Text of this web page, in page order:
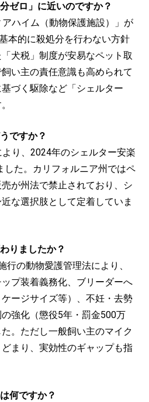
ゼロ」に近いのですか？
ハイム（動物保護施設）」が
本的に殺処分を行わない方針
犬税」制度が安易なペット取
い主の責任意識も高められて
づく駆除など「シェルター
ですか？
り、2024年のシェルター安楽
した。カリフォルニア州ではペ
が州法で禁止されており、シ
な選択肢として定着していま
りましたか？
行の動物愛護管理法により、
プ装着義務化、ブリーダーへ
ージサイズ等）、不妊・去勢
強化（懲役5年・罰金500万
。ただし一般飼い主のマイク
まり、実効性のギャップも指
何ですか？